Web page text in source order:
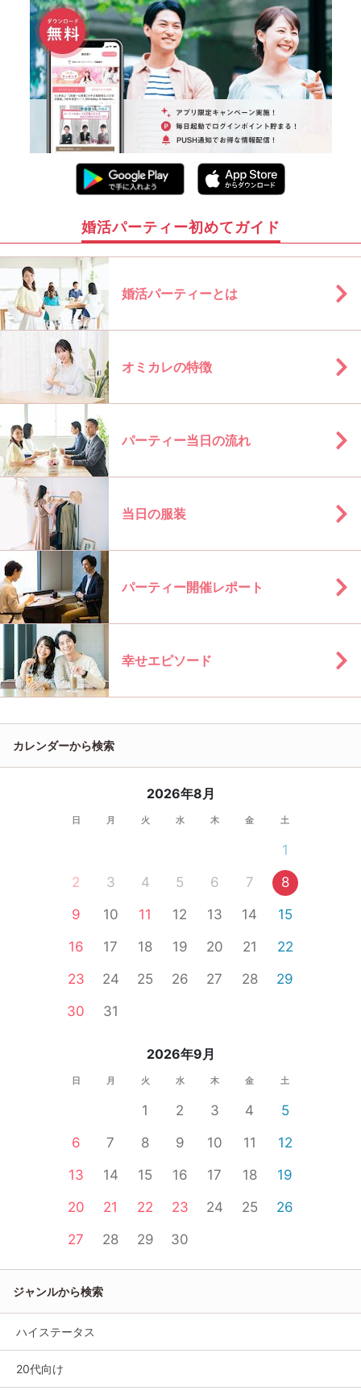
婚活パーティー初めてガイド
婚活パーティーとは
オミカレの特徴
パーティー当日の流れ
当日の服装
パーティー開催レポート
幸せエピソード
カレンダーから検索
2026年8月
日 月 火 水 木 金 土
1
2
3 4 5 6 7
8
9
10 11 12 13 14
15
16
17 18 19 20 21
22
23
24 25 26 27 28
29
30
31
2026年9月
日 月 火 水 木 金 土
1 2 3 4
5
6
7 8 9 10 11
12
13
14 15 16 17 18
19
20
21 22 23 24 25
26
27
28 29 30
ジャンルから検索
ハイステータス
20代向け